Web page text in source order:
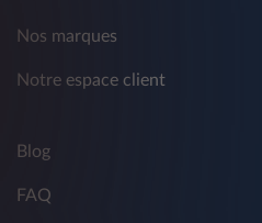
Nos marques
Notre espace client
Blog
FAQ